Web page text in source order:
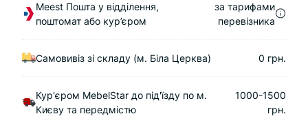
Meest Пошта у відділення,
поштомат або кур’єром
за тарифами
перевізника
Самовивіз зі складу (м. Біла Церква) 0 грн.
Кур'єром MebelStar до під'їзду по м.
Києву та передмістю
1000-1500
грн.